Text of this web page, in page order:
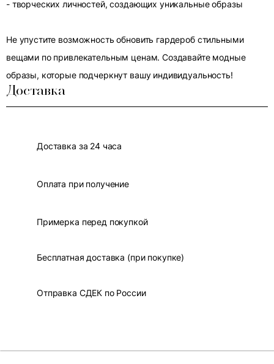
- творческих личностей, создающих уникальные образы
Не упустите возможность обновить гардероб стильными
вещами по привлекательным ценам. Создавайте модные
образы, которые подчеркнут вашу индивидуальность!
Доставка
Доставка за 24 часа
Оплата при получение
Примерка перед покупкой
Бесплатная доставка (при покупке)
Отправка СДЕК по России